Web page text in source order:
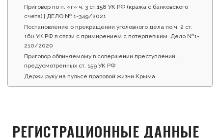
Приговор по п. «г» ч. 3 ст.158 УК РФ (кража с банковского
счета) | ДЕЛО № 1-349/2021
Постановление о прекращении уголовного дела по ч. 2 ст.
160 УК РФ в связи с примирением с потерпевшим. Дело №1-
210/2020
Приговор обвиняемому в совершении преступлений,
предусмотренных ст. 159 УК РФ
Держи руку на пульсе правовой жизни Крыма
РЕГИСТРАЦИОННЫЕ ДАННЫЕ